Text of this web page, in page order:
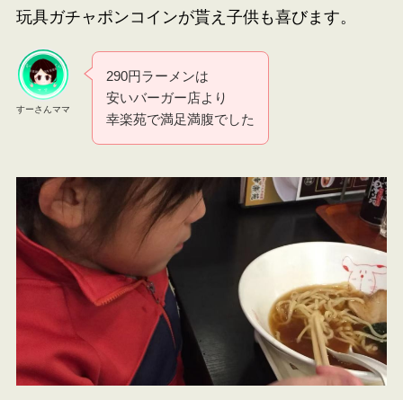
玩具ガチャポンコインが貰え子供も喜びます。
すーさんママ
290円ラーメンは
安いバーガー店より
幸楽苑で満足満腹でした